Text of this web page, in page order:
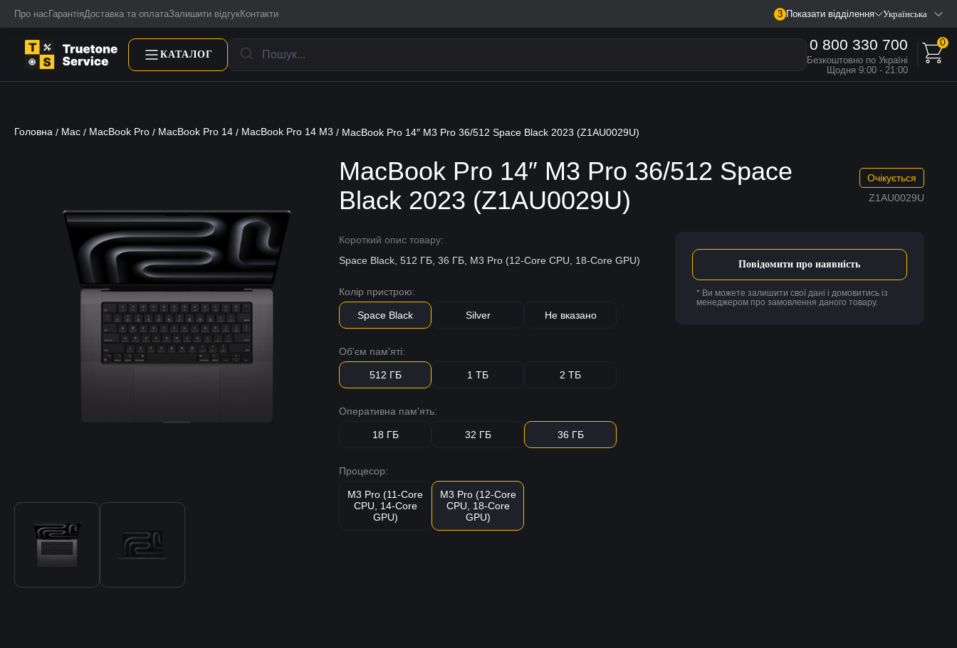
Про нас ГарантіяДоставка та оплатаЗалишити відгукКонтакти 3 Показати відділення Українська
КАТАЛОГ
0 800 330 700
Безкоштовно по Україні
Щодня 9:00 - 21:00
0
Головна / Mac / MacBook Pro / MacBook Pro 14 / MacBook Pro 14 M3 / MacBook Pro 14″ M3 Pro 36/512 Space Black 2023 (Z1AU0029U)
MacBook Pro 14″ M3 Pro 36/512 Space
Black 2023 (Z1AU0029U)
Z1AU0029U
Очікується
Короткий опис товару:
Space Black, 512 ГБ, 36 ГБ, M3 Pro (12-Core CPU, 18-Core GPU)
Колір пристрою:
Space Black Silver Не вказано
Об'єм пам'яті:
512 ГБ 1 ТБ 2 ТБ
Оперативна пам'ять:
18 ГБ 32 ГБ 36 ГБ
Процесор:
M3 Pro (11-Core
CPU, 14-Core
GPU)
M3 Pro (12-Core
CPU, 18-Core
GPU)
Повідомити про наявність
* Ви можете залишити свої дані і домовитись із
менеджером про замовлення даного товару.